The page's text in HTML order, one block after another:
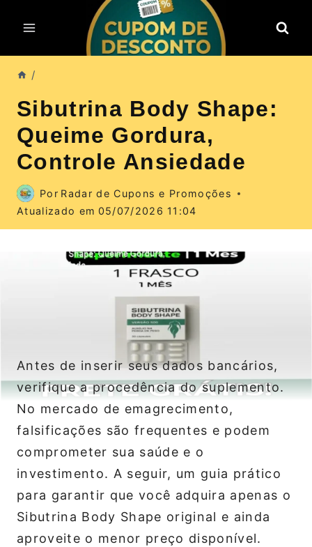
para
o
Conteúdo
/
Sibutrina Body Shape:
Queime Gordura,
Controle Ansiedade
Por Radar de Cupons e Promoções
Atualizado em 05/07/2026 11:04
Antes de inserir seus dados bancários,
verifique a procedência do suplemento.
No mercado de emagrecimento,
falsificações são frequentes e podem
comprometer sua saúde e o
investimento. A seguir, um guia prático
para garantir que você adquira apenas o
Sibutrina Body Shape original e ainda
aproveite o menor preço disponível.